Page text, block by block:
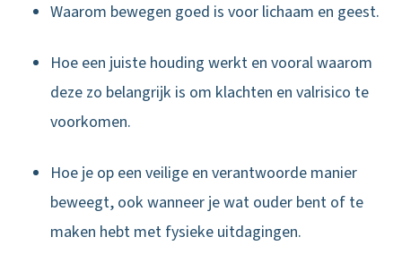
Waarom bewegen goed is voor lichaam en geest.
Hoe een juiste houding werkt en vooral waarom
deze zo belangrijk is om klachten en valrisico te
voorkomen.
Hoe je op een veilige en verantwoorde manier
beweegt, ook wanneer je wat ouder bent of te
maken hebt met fysieke uitdagingen.